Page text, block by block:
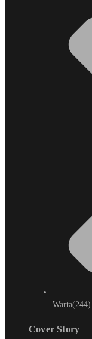
Warta(244)
Cover Story